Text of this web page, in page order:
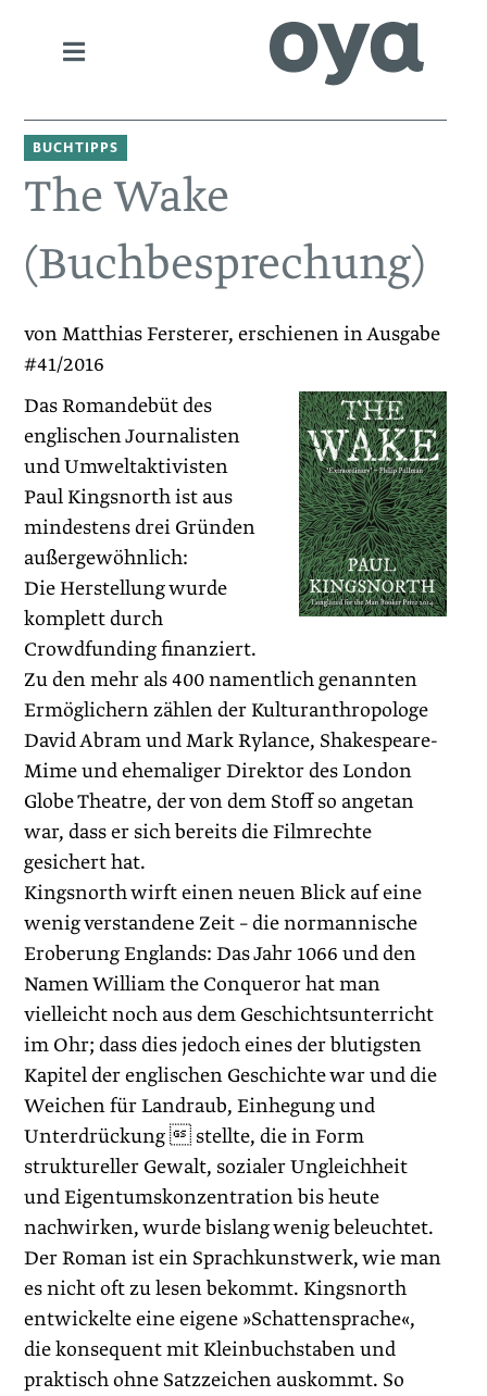
BUCHTIPPS
The Wake
(Buchbesprechung)
von Matthias Fersterer, erschienen in Ausgabe
#41/2016
Das Romandebüt des
englischen Journalisten
und Umweltaktivisten
Paul Kingsnorth ist aus
mindestens drei Gründen
außergewöhnlich:
Die Herstellung wurde
komplett durch
Crowdfunding finanziert.
Zu den mehr als 400 namentlich genannten
Ermöglichern zählen der Kulturanthropologe
David Abram und Mark Rylance, Shakespeare-
Mime und ehemaliger Direktor des London
Globe Theatre, der von dem Stoff so angetan
war, dass er sich bereits die Filmrechte
gesichert hat.
Kingsnorth wirft einen neuen Blick auf eine
wenig verstandene Zeit – die normannische
Eroberung Englands: Das Jahr 1066 und den
Namen William the Conqueror hat man
vielleicht noch aus dem Geschichtsunterricht
im Ohr; dass dies jedoch eines der blutigsten
Kapitel der englischen Geschichte war und die
Weichen für Landraub, Einhegung und
Unterdrückung  stellte, die in Form
struktureller Gewalt, sozialer Ungleichheit
und Eigentumskonzentration bis heute
nachwirken, wurde bislang wenig beleuchtet.
Der Roman ist ein Sprachkunstwerk, wie man
es nicht oft zu lesen bekommt. Kingsnorth
entwickelte eine eigene »Schattensprache«,
die konsequent mit Kleinbuchstaben und
praktisch ohne Satzzeichen auskommt. So